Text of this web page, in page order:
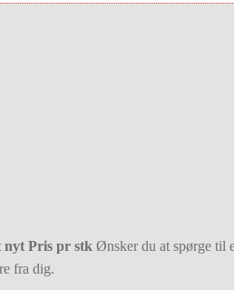
nyt Pris pr stk Ønsker du at spørge til
fra dig.